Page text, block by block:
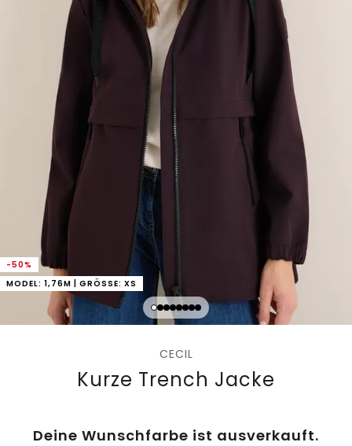
-50%
MODEL: 1,76M | GRÖSSE: XS
CECIL
Kurze Trench Jacke
Deine Wunschfarbe ist ausverkauft.